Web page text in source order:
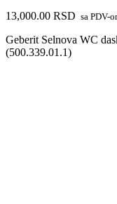
13,000.00 RSD sa PDV-
Geberit Selnova WC
(500.339.01.1)